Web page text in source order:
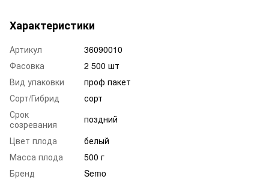
Характеристики
Артикул
36090010
Фасовка
2 500 шт
Вид упаковки
проф пакет
Сорт/Гибрид
сорт
Срок
созревания
поздний
Цвет плода
белый
Масса плода
500 г
Бренд
Semo